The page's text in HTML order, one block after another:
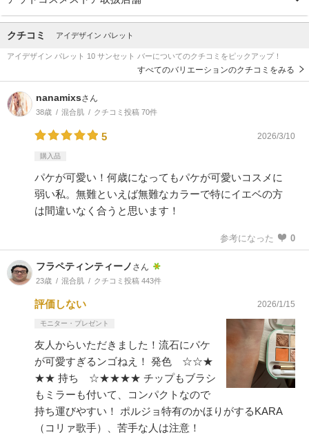
クチコミ アイデザイン パレット
アイデザイン パレット 10 サンセット バーについてのクチコミをピックアップ！
すべてのバリエーションのクチコミをみる
nanamixsさん
38歳 混合肌 クチコミ投稿 70件
5 2026/3/10
購入品
パケが可愛い！何歳になってもパケが可愛いコスメに
弱い私。無難といえば無難なカラーで特にイエベの方
は間違いなく合うと思います！
参考になった 0
フラペティンティーノ さん
23歳 混合肌 クチコミ投稿 443件
評価しない 2026/1/15
モニター・プレゼント
友人からいただきました！流石にパケ
が可愛すぎるンゴねえ！ 発色 ☆☆★
★★ 持ち ☆★★★★ チップもブラシ
もミラーも付いて、コンパクトなので
持ち運びやすい！ ポルジョ特有のかほりがするKARA
（コリァ歌手）、苦手な人は注意！